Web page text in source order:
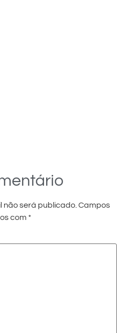
não será publicado. Campos
com *